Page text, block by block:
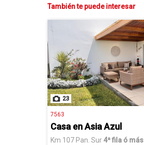
También te puede interesar
23
7563
Casa en Asia Azul
Km 107 Pan. Sur4ª fila ó más